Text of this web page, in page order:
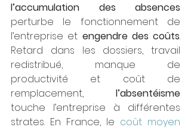
l’accumulation des absences
perturbe le fonctionnement de
l’entreprise et engendre des coûts.
Retard dans les dossiers, travail
redistribué, manque de
productivité et coût de
remplacement, l’absentéisme
touche l’entreprise à différentes
strates. En France, le coût moyen